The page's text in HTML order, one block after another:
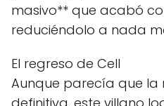
masivo** que acabó
reduciéndolo a nada
El regreso de Cell
Aunque parecía que la